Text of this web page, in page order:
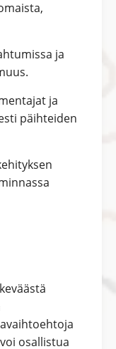
ja
ja
päihteiden
osallistua